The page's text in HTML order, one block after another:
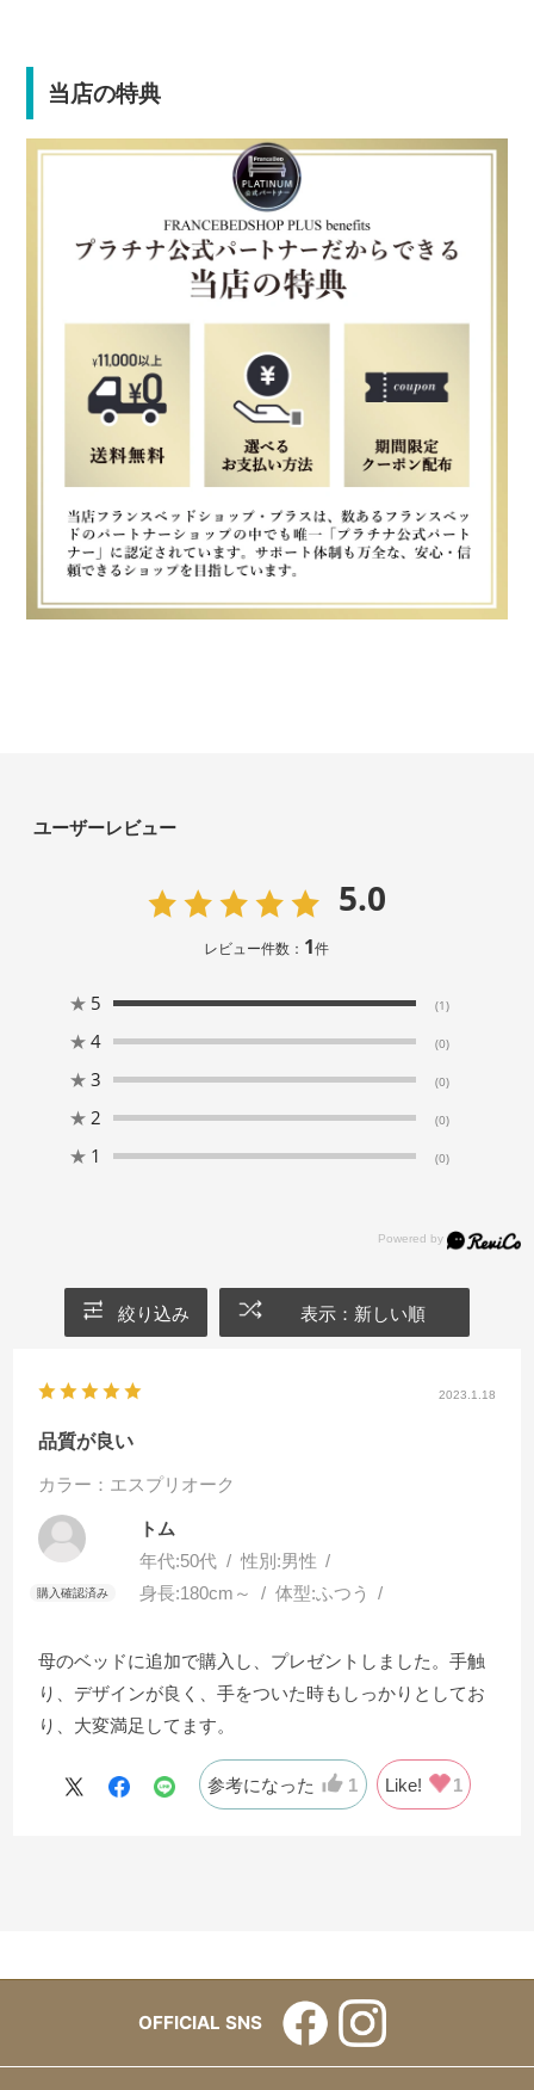
当店の特典
ユーザーレビュー
5.0
レビュー件数： 1件
★ 5 (1)
★ 4 (0)
★ 3 (0)
★ 2 (0)
★ 1 (0)
絞り込み 表示：新しい順
2023.1.18
品質が良い
カラー：エスプリオーク
トム
年代:50代 性別:男性
身長:180cm～ 体型:ふつう
母のベッドに追加で購入し、プレゼントしました。手触
り、デザインが良く、手をついた時もしっかりとしてお
り、大変満足してます。
参考になった 1 Like! 1
OFFICIAL SNS